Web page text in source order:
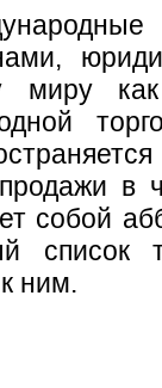
миру как
в
собой
список
ним.